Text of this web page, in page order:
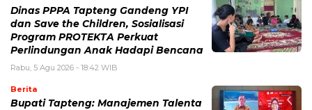
Dinas PPPA Tapteng Gandeng YPI
dan Save the Children, Sosialisasi
Program PROTEKTA Perkuat
Perlindungan Anak Hadapi Bencana
Rabu, 5 Agu 2026 - 18:42 WIB
Berita
Bupati Tapteng: Manajemen Talenta